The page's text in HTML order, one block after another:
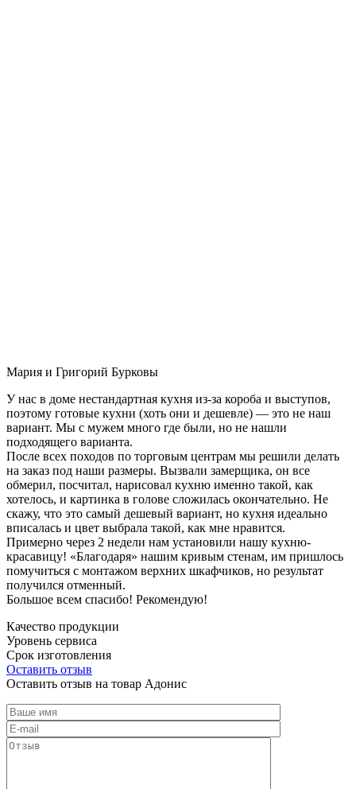
Мария и Григорий Бурковы
У нас в доме нестандартная кухня из-за короба и выступов,
поэтому готовые кухни (хоть они и дешевле) — это не наш
вариант. Мы с мужем много где были, но не нашли
подходящего варианта.
После всех походов по торговым центрам мы решили делать
на заказ под наши размеры. Вызвали замерщика, он все
обмерил, посчитал, нарисовал кухню именно такой, как
хотелось, и картинка в голове сложилась окончательно. Не
скажу, что это самый дешевый вариант, но кухня идеально
вписалась и цвет выбрала такой, как мне нравится.
Примерно через 2 недели нам установили нашу кухню-
красавицу! «Благодаря» нашим кривым стенам, им пришлось
помучиться с монтажом верхних шкафчиков, но результат
получился отменный.
Большое всем спасибо! Рекомендую!
Качество продукции
Уровень сервиса
Срок изготовления
Оставить отзыв
Оставить отзыв на товар Адонис